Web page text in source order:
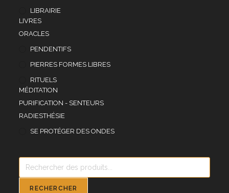
LIBRAIRIE
LIVRES
ORACLES
PENDENTIFS
PIERRES FORMES LIBRES
RITUELS
MÉDITATION
PURIFICATION - SENTEURS
RADIESTHÉSIE
SE PROTÉGER DES ONDES
Recherche
produits
RECHERCHER